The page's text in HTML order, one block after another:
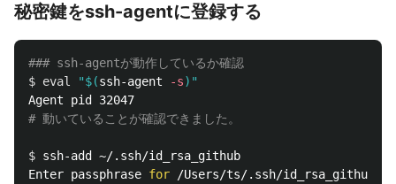
秘密鍵をssh-agentに登録する
### ssh-agentが動作しているか確認
$ eval "$(ssh-agent -s) "
# 動いていることが確認できました。
$ ssh-add ~/.ssh/id_rsa_github
Enter passphrase for /Users/ts/.ssh/id_rsa_github: